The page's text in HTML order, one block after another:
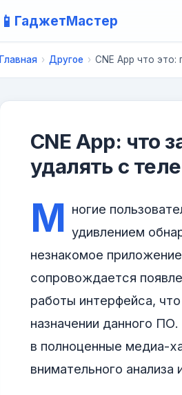
📱 ГаджетМастер
Главная › Другое › CNE App что
CNE App: что
удалять с
М ногие
удивлением
незнакомое
сопровождается
работы интерфейса,
назначении данного
в полноценные медиа-
внимательного анализа